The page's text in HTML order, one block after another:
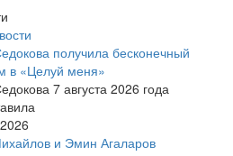
получила бесконечный
в «Целуй меня»
7 августа 2026 года
и Эмин Агаларов